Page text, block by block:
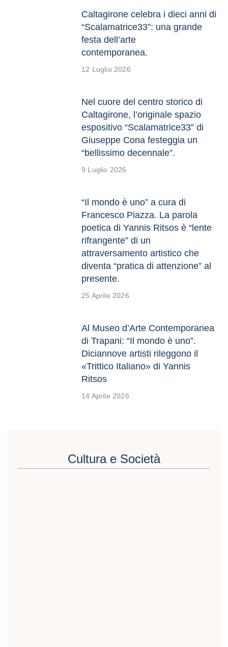
Caltagirone celebra i dieci anni di
“Scalamatrice33”: una grande
festa dell’arte
contemporanea.
12 Luglio 2026
Nel cuore del centro storico di
Caltagirone, l’originale spazio
espositivo “Scalamatrice33” di
Giuseppe Cona festeggia un
“bellissimo decennale”.
9 Luglio 2026
“Il mondo è uno” a cura di
Francesco Piazza. La parola
poetica di Yannis Ritsos è “lente
rifrangente” di un
attraversamento artistico che
diventa “pratica di attenzione” al
presente.
25 Aprile 2026
Al Museo d’Arte Contemporanea
di Trapani: “Il mondo è uno”.
Diciannove artisti rileggono il
«Trittico Italiano» di Yannis
Ritsos
14 Aprile 2026
Cultura e Società